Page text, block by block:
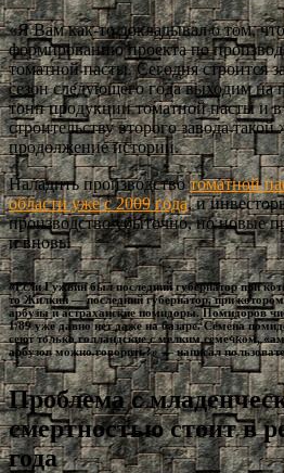
«Я Вам как‑то докладывал о том,
формированию проекта по
томатной пасты. Сегодня строится
сезон следующего года выходим на
тонн продукции томатной пасты и
строительству второго завода
продолжение истории.
Наладить производствотоматной
области уже с 2009 года, и
производство убыточно, но новые
и вновь.
«Если Гужвин был последний губернатор при
то Жилкин — последний губернатор, при
арбузы и астраханские помидоры. Помидоров
1/89 уже давно нет даже на базаре. Семена
сеют только голландские с мелким семечком,
арбузов можно говорить?» — написал
Проблема с
смертностью стоит в
года